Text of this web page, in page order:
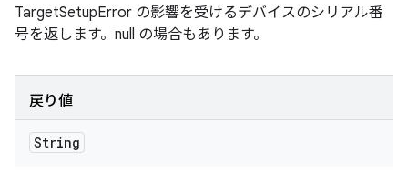
TargetSetupError の影響を受けるデバイスのシリアル番
号を返します。null の場合もあります。
戻り値
String